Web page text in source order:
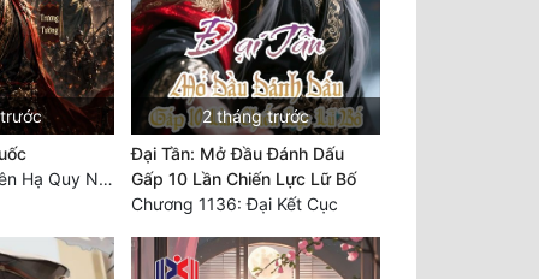
Chương 943: Thiên Hạ Quy Nhất, Giấc Mộng Nam Kha [HẾT]
2 tháng trước
Đại Tần: Mở Đầu Đánh Dấu
Gấp 10 Lần Chiến Lực Lữ Bố
Chương 1136: Đại Kết Cục